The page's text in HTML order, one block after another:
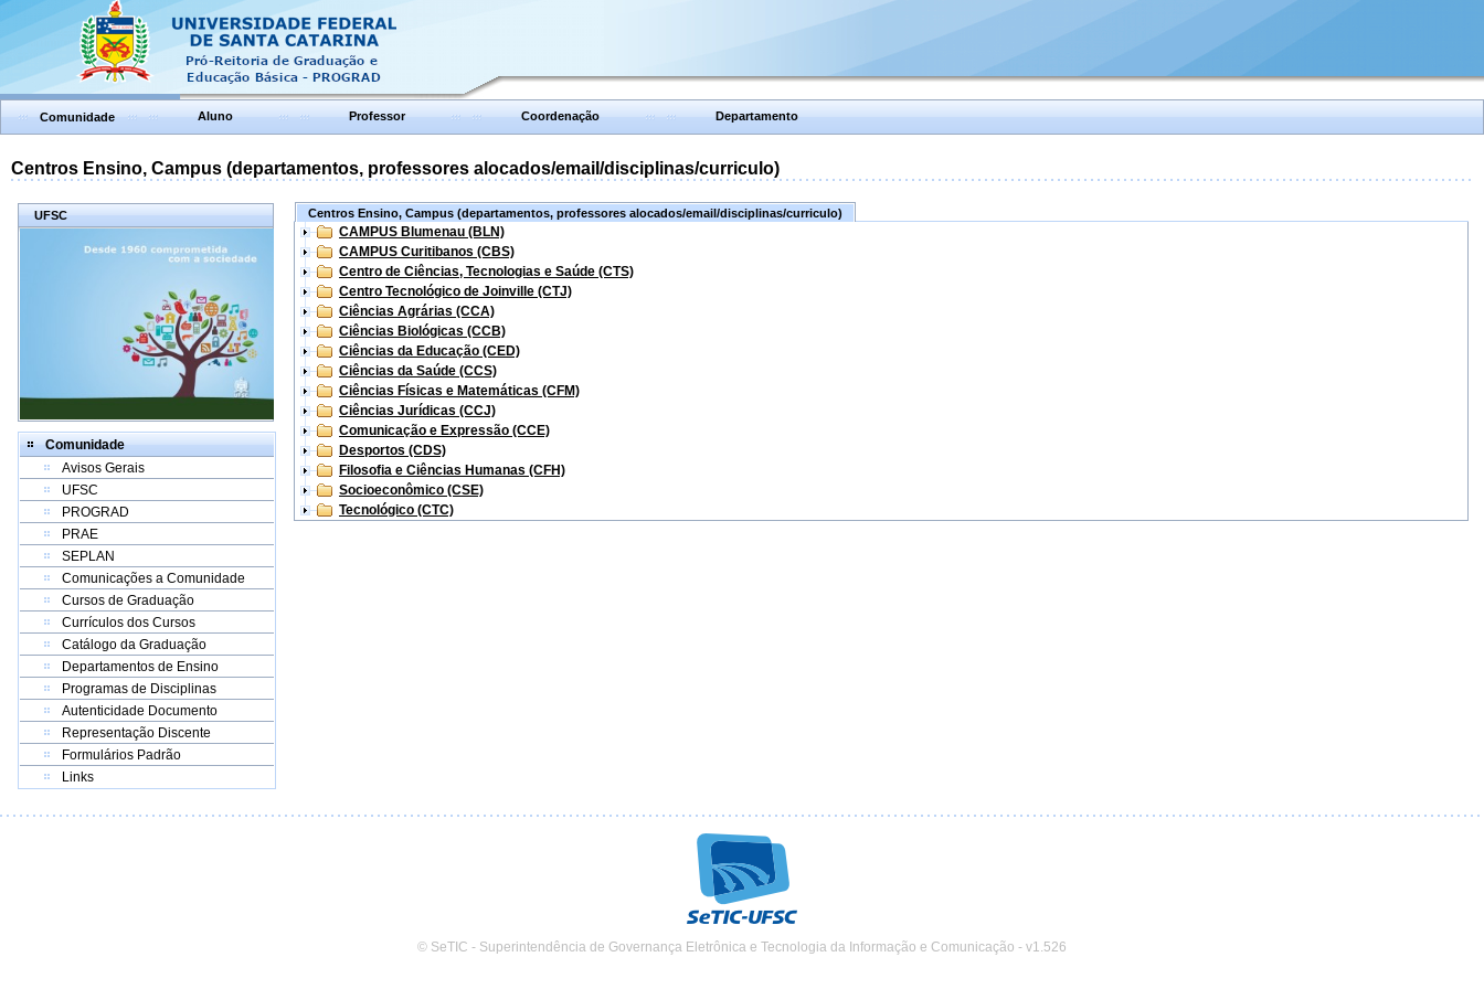
Comunidade Aluno Professor Coordenação Departamento
Centros Ensino, Campus (departamentos, professores alocados/email/disciplinas/curriculo)
UFSC
Comunidade
Avisos Gerais
UFSC
PROGRAD
PRAE
SEPLAN
Comunicações a Comunidade
Cursos de Graduação
Currículos dos Cursos
Catálogo da Graduação
Departamentos de Ensino
Programas de Disciplinas
Autenticidade Documento
Representação Discente
Formulários Padrão
Links
Centros Ensino, Campus (departamentos, professores alocados/email/disciplinas/curriculo)
CAMPUS Blumenau (BLN)
CAMPUS Curitibanos (CBS)
Centro de Ciências, Tecnologias e Saúde (CTS)
Centro Tecnológico de Joinville (CTJ)
Ciências Agrárias (CCA)
Ciências Biológicas (CCB)
Ciências da Educação (CED)
Ciências da Saúde (CCS)
Ciências Físicas e Matemáticas (CFM)
Ciências Jurídicas (CCJ)
Comunicação e Expressão (CCE)
Desportos (CDS)
Filosofia e Ciências Humanas (CFH)
Socioeconômico (CSE)
Tecnológico (CTC)
© SeTIC - Superintendência de Governança Eletrônica e Tecnologia da Informação e Comunicação - v1.526